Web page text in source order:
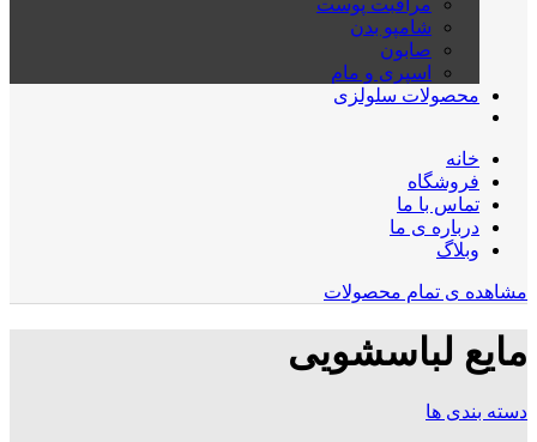
شامپو بدن
صابون
اسپری و مام
محصولات سلولزی
خانه
فروشگاه
تماس با ما
درباره ی ما
وبلاگ
مشاهده ی تمام محصولات
مایع لباسشویی
دسته بندی ها